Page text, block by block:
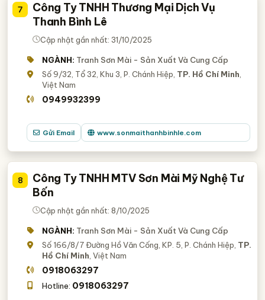
7
Công Ty TNHH Thương Mại Dịch Vụ
Thanh Bình Lê
Cập nhật gần nhất: 31/10/2025
NGÀNH: Tranh Sơn Mài - Sản Xuất Và Cung Cấp
Số 9/32, Tổ 32, Khu 3, P. Chánh Hiệp, TP. Hồ Chí Minh
Việt Nam
0949932399
Gửi Email www.sonmaithanhbinhle.com
8
Công Ty TNHH MTV Sơn Mài Mỹ Nghệ Tư
Bốn
Cập nhật gần nhất: 8/10/2025
NGÀNH: Tranh Sơn Mài - Sản Xuất Và Cung Cấp
Số 166/8/7 Đường Hồ Văn Cống, KP. 5, P. Chánh Hiệp, TP.
Hồ Chí Minh , Việt Nam
0918063297
Hotline: 0918063297